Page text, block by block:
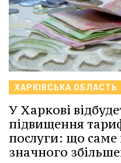
ХАРКІВСЬКА ОБЛАСТЬ
У Харкові
підвищення
послуги: що саме
значного